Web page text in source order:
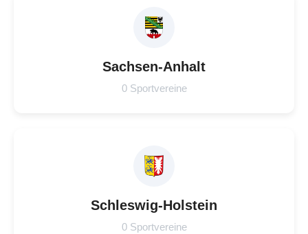
Sachsen-Anhalt
0 Sportvereine
Schleswig-Holstein
0 Sportvereine